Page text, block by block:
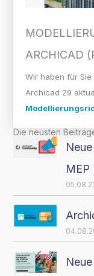
ARCHICAD
Wir haben für
Archicad 29
Die neusten
MEP